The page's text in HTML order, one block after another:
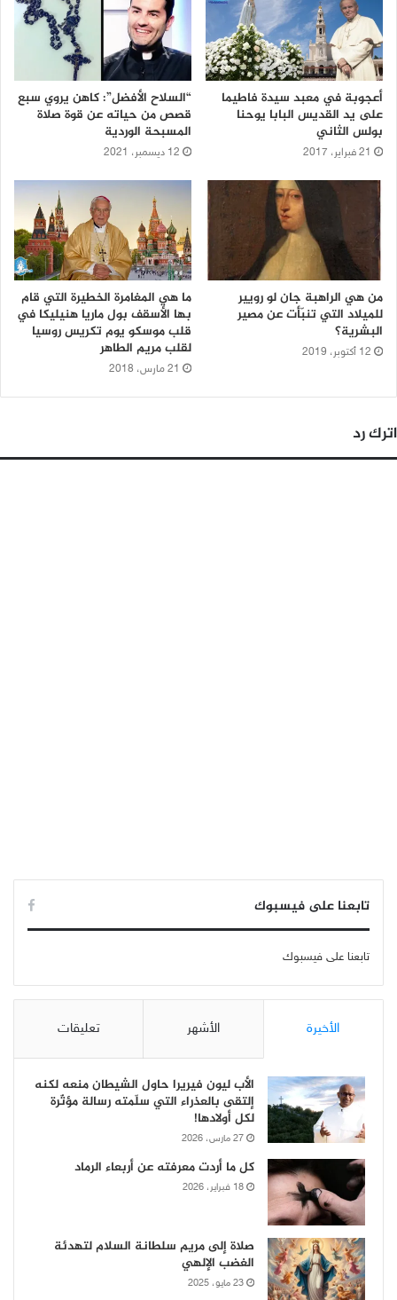
أعجوبة في معبد سيدة فاطيما
على يد القديس البابا يوحنا
بولس الثاني
21 فبراير، 2017
“السلاح الأفضل”: كاهن يروي سبع
قصص من حياته عن قوة صلاة
المسبحة الوردية
12 ديسمبر، 2021
من هي الراهبة جان لو رويير
للميلاد التي تنبّأت عن مصير
البشرية؟
12 أكتوبر، 2019
ما هي المغامرة الخطيرة التي قام
بها الأسقف بول ماريا هنيليكا في
قلب موسكو يوم تكريس روسيا
لقلب مريم الطاهر
21 مارس، 2018
اترك رد
تابعنا على فيسبوك
تابعنا على فيسبوك
الأخيرة الأشهر تعليقات
الأب ليون فيريرا حاول الشيطان منعه لكنه
إلتقى بالعذراء التي سلّمته رسالة مؤثّرة
لكل أولادها!
27 مارس، 2026
كل ما أردت معرفته عن أربعاء الرماد
18 فبراير، 2026
صلاة إلى مريم سلطانة السلام لتهدئة
الغضب الإلهي
23 مايو، 2025